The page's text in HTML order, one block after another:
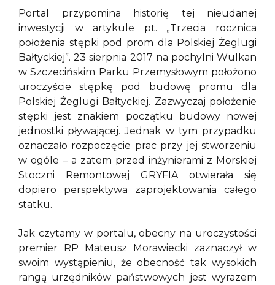
Portal przypomina historię tej nieudanej
inwestycji w artykule pt. „Trzecia rocznica
położenia stępki pod prom dla Polskiej Żeglugi
Bałtyckiej”. 23 sierpnia 2017 na pochylni Wulkan
w Szczecińskim Parku Przemysłowym położono
uroczyście stępkę pod budowę promu dla
Polskiej Żeglugi Bałtyckiej. Zazwyczaj położenie
stępki jest znakiem początku budowy nowej
jednostki pływającej. Jednak w tym przypadku
oznaczało rozpoczęcie prac przy jej stworzeniu
w ogóle – a zatem przed inżynierami z Morskiej
Stoczni Remontowej GRYFIA otwierała się
dopiero perspektywa zaprojektowania całego
statku.
Jak czytamy w portalu, obecny na uroczystości
premier RP Mateusz Morawiecki zaznaczył w
swoim wystąpieniu, że obecność tak wysokich
rangą urzędników państwowych jest wyrazem